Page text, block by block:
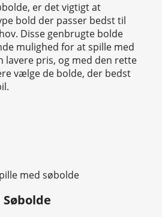
er det vigtigt at
bold der passer bedst til
Disse genbrugte bolde
mulighed for at spille med
lavere pris, og med den rette
vælge de bolde, der bedst
med søbolde